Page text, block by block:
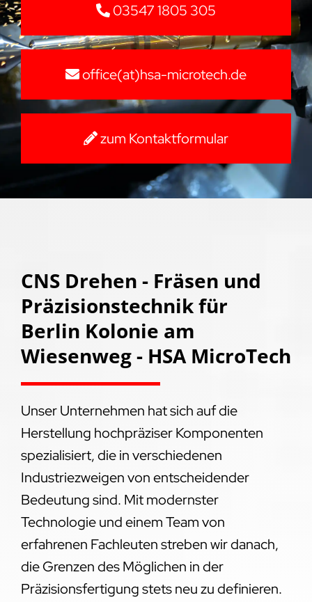
03547 1805 305
office(at)hsa-microtech.de
zum Kontaktformular
CNS Drehen - Fräsen und
Präzisionstechnik für
Berlin Kolonie am
Wiesenweg - HSA MicroTech
Unser Unternehmen hat sich auf die
Herstellung hochpräziser Komponenten
spezialisiert, die in verschiedenen
Industriezweigen von entscheidender
Bedeutung sind. Mit modernster
Technologie und einem Team von
erfahrenen Fachleuten streben wir danach,
die Grenzen des Möglichen in der
Präzisionsfertigung stets neu zu definieren.